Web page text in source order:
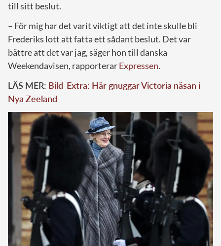
till sitt beslut.
– För mig har det varit viktigt att det inte skulle bli
Frederiks lott att fatta ett sådant beslut. Det var
bättre att det var jag, säger hon till danska
Weekendavisen, rapporterarExpressen.
LÄS MER: Bild-Extra: Här gnuggar Victoria näsan i
Nya Zeeland